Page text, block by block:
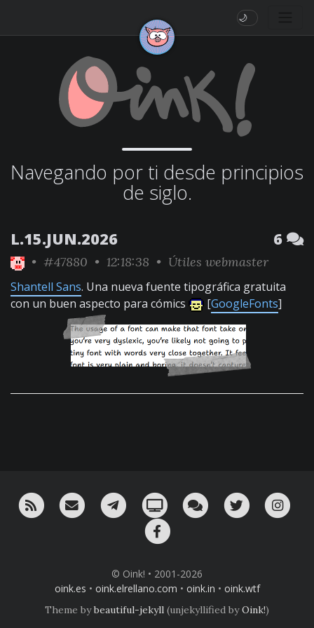
🌙
Navegando por ti desde principios
de siglo.
L.15.JUN.2026 6
• #47880 • 12:18:38 • Útiles webmaster
Shantell Sans. Una nueva fuente tipográfica gratuita
con un buen aspecto para cómics
[GoogleFonts]
RSS ¡Mándame un email!¡Nuestro canal en Telegram!
Oink! TV Charla con nosotros
Twitter
© Oink! • 2001-2026
oink.es • oink.elrellano.com • oink.in • oink.wtf
Theme bybeautiful-jekyll (unjekyllified byOink!)